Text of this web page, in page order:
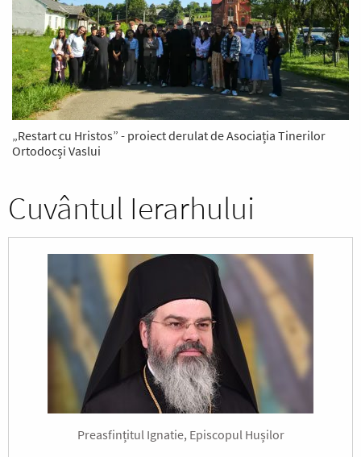
„Restart cu Hristos” - proiect derulat de Asociația Tinerilor
Ortodocși Vaslui
Cuvântul Ierarhului
Preasfințitul Ignatie, Episcopul Hușilor